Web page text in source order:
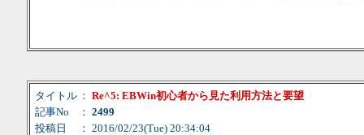
タイトル ： Re^5: EBWin初心者から見た利用方法と要望
記事No
： 2499
投稿日
： 2016/02/23(Tue) 20:34:04